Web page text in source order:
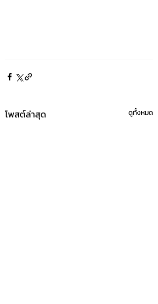
โพสต์ล่าสุด ดูทั้งหมด